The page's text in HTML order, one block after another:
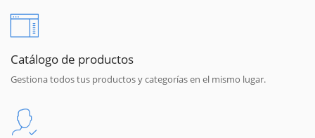
Catálogo de productos
Gestiona todos tus productos y categorías en el mismo lugar.